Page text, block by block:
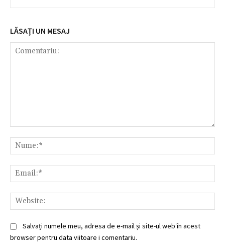
LĂSAȚI UN MESAJ
Salvați numele meu, adresa de e-mail și site-ul web în acest
browser pentru data viitoare i comentariu.